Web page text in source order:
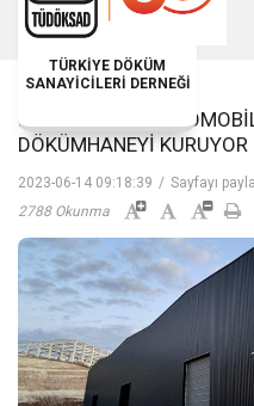
TÜRKİYE DÖKÜM
SANAYİCİLERİ DERNEĞİ
İĞREK MAKINA,
DÖKÜMHANEYI KURUYOR
2023-06-14 09:18:39 / Sayfayı
2788 Okunma